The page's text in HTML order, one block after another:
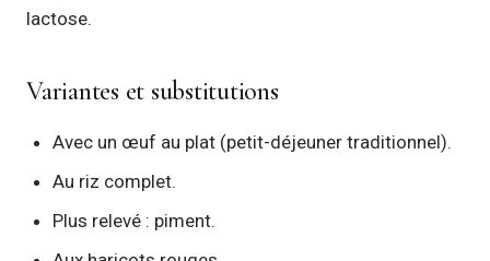
lactose.
Variantes et substitutions
Avec un œuf au plat (petit-déjeuner traditionnel).
Au riz complet.
Plus relevé : piment.